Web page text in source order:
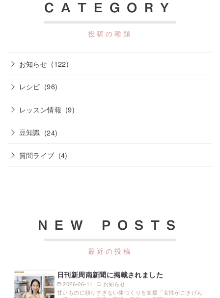
CATEGORY
お知らせ (122)
レシピ (96)
レッスン情報 (9)
豆知識 (24)
質問ライブ (4)
NEW POSTS
2026-06-11 お知らせ
日刊新周南新聞に掲載されました
甘いものに頼りすぎない体づくりを支援「女性がごきげん